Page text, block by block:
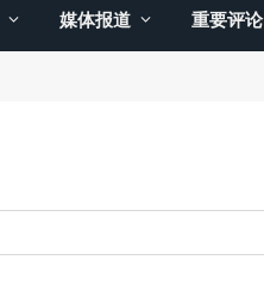
媒体报道 重要评论